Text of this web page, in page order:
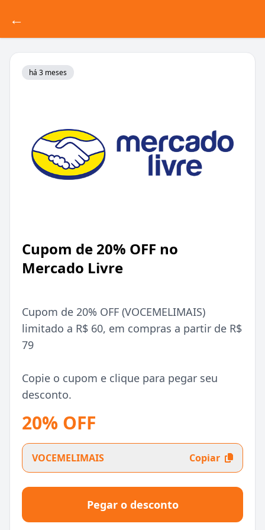
←
há 3 meses
Cupom de 20% OFF no
Mercado Livre
Cupom de 20% OFF (VOCEMELIMAIS)
limitado a R$ 60, em compras a partir de R$
79
Copie o cupom e clique para pegar seu
desconto.
20% OFF
VOCEMELIMAIS Copiar
Pegar o desconto